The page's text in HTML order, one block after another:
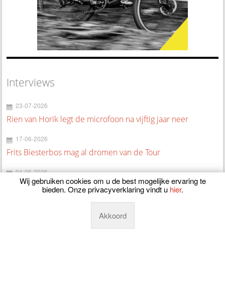
Interviews
23-07-2026
Rien van Horik legt de microfoon na vijftig jaar neer
17-06-2026
Frits Biesterbos mag al dromen van de Tour
04-06-2026
Roan Konings kijkt uit naar de Baloise Belgium Tour
Volledig herstelde Marijn van den Berg via Copenhagen
Wij gebruiken cookies om u de best mogelijke ervaring te
bieden. Onze privacyverklaring vindt u hier.
Akkoord